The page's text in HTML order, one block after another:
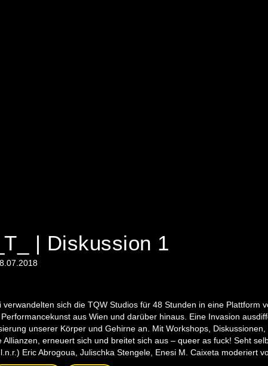
| Diskussion 1
verwandelten sich die TQW Studios für 48 Stunden in eine
aus Wien und darüber hinaus. Eine Invasion
unserer Körper und Gehirne an. Mit Workshops,
Allianzen, erneuert sich und breitet sich aus – queer as fuck! Seht
Eric Abrogoua, Julischka Stengele, Enesi M. Caixeta moderiert